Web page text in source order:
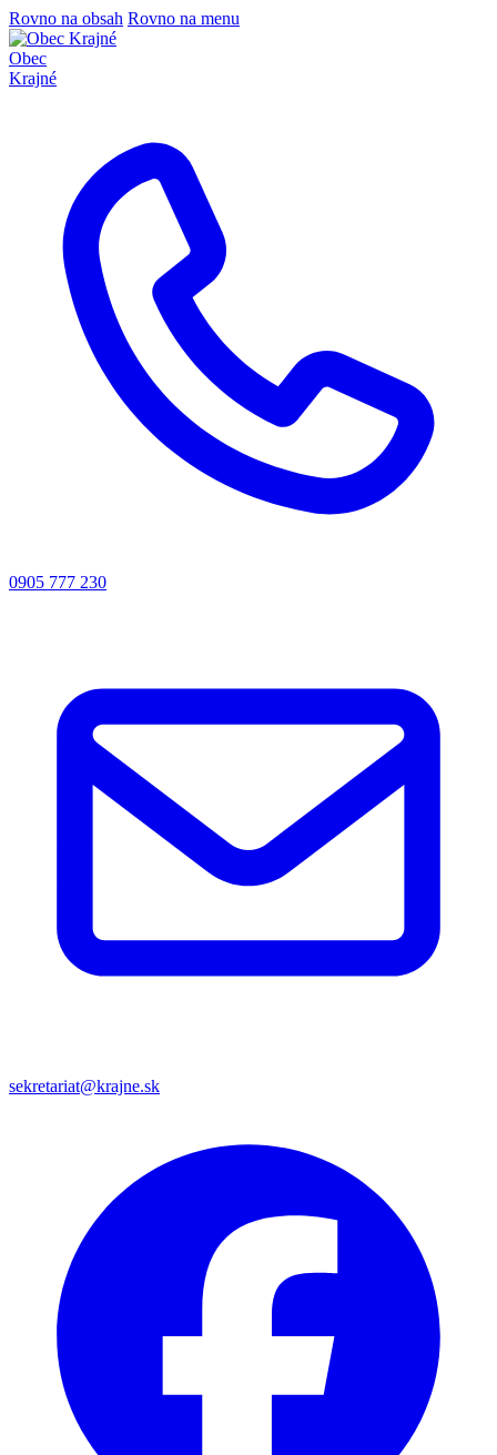
Rovno na obsah Rovno na menu
Obec
Krajné
0905 777 230
sekretariat@krajne.sk